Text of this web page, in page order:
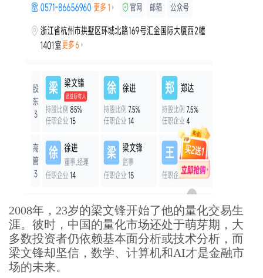
2008年，23岁的梁文锋开始了他的量化交易生
涯。彼时，中国的量化市场还处于萌芽期，大
多数投资者仍依赖基本面分析或技术分析，而
梁文锋却坚信，数学、计算机和AI才是金融市
场的未来。